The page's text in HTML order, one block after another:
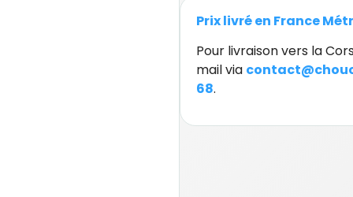
Prix livré en France
Pour livraison vers la
mail via
68.